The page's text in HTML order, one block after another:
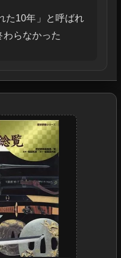
た10年」と呼ばれ
わらなかった